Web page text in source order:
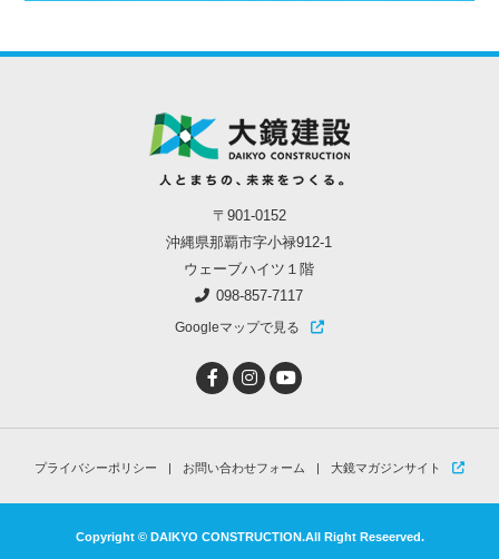
〒901-0152
沖縄県那覇市字小禄912-1
ウェーブハイツ１階
098-857-7117
Googleマップで見る
プライバシーポリシー お問い合わせフォーム 大鏡マガジンサイト
Copyright © DAIKYO CONSTRUCTION.All Right Reseerved.